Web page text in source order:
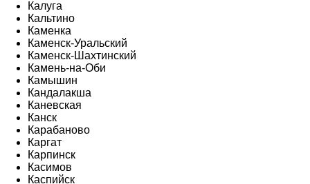
Калуга
Кальтино
Каменка
Каменск-Уральский
Каменск-Шахтинский
Камень-на-Оби
Камышин
Кандалакша
Каневская
Канск
Карабаново
Каргат
Карпинск
Касимов
Каспийск